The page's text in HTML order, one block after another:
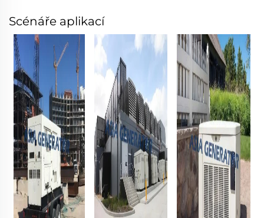
Scénáře aplikací